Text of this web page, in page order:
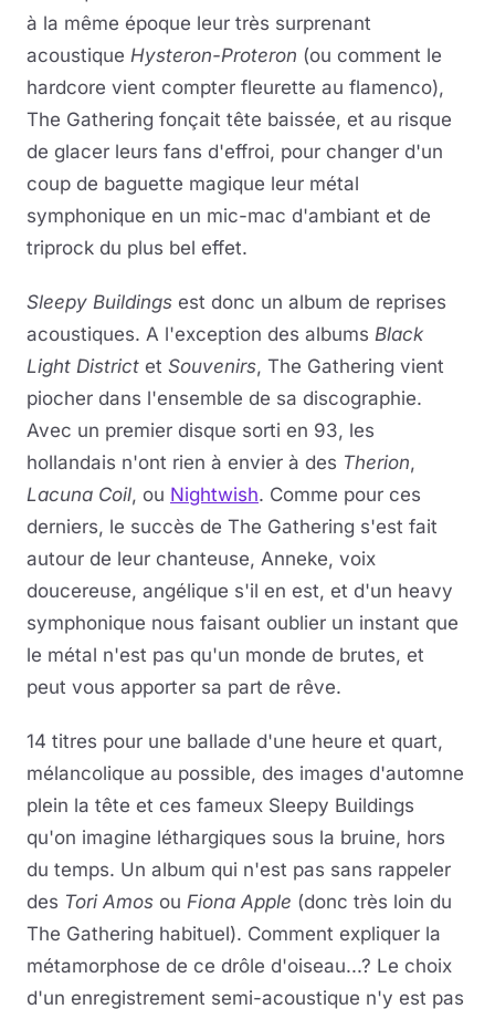
à la même époque leur très surprenant
acoustique Hysteron-Proteron (ou comment le
hardcore vient compter fleurette au flamenco),
The Gathering fonçait tête baissée, et au risque
de glacer leurs fans d'effroi, pour changer d'un
coup de baguette magique leur métal
symphonique en un mic-mac d'ambiant et de
triprock du plus bel effet.
Sleepy Buildings est donc un album de reprises
acoustiques. A l'exception des albums Black
Light District et Souvenirs, The Gathering vient
piocher dans l'ensemble de sa discographie.
Avec un premier disque sorti en 93, les
hollandais n'ont rien à envier à des Therion,
Lacuna Coil, ou Nightwish. Comme pour ces
derniers, le succès de The Gathering s'est fait
autour de leur chanteuse, Anneke, voix
doucereuse, angélique s'il en est, et d'un heavy
symphonique nous faisant oublier un instant que
le métal n'est pas qu'un monde de brutes, et
peut vous apporter sa part de rêve.
14 titres pour une ballade d'une heure et quart,
mélancolique au possible, des images d'automne
plein la tête et ces fameux Sleepy Buildings
qu'on imagine léthargiques sous la bruine, hors
du temps. Un album qui n'est pas sans rappeler
des Tori Amos ou Fiona Apple (donc très loin du
The Gathering habituel). Comment expliquer la
métamorphose de ce drôle d'oiseau...? Le choix
d'un enregistrement semi-acoustique n'y est pas